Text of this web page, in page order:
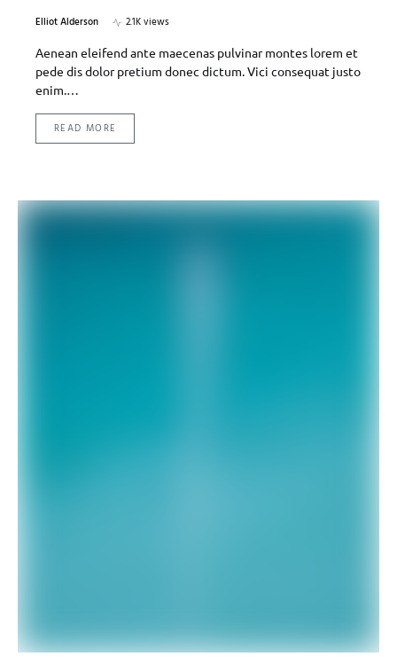
Elliot Alderson
2.1K views
Aenean eleifend ante maecenas pulvinar montes lorem et
pede dis dolor pretium donec dictum. Vici consequat justo
enim.…
READ MORE